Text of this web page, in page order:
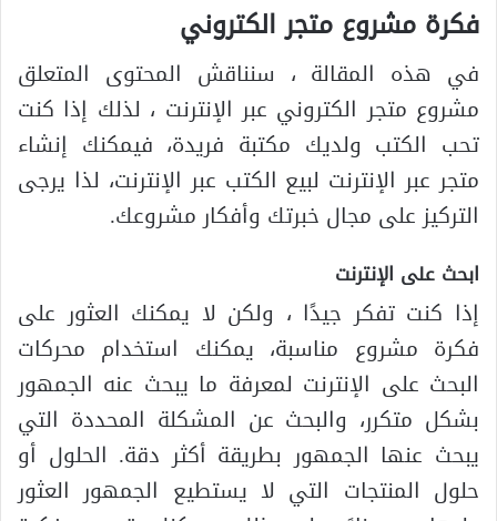
فكرة مشروع متجر الكتروني
في هذه المقالة ، سنناقش المحتوى المتعلق
مشروع متجر الكتروني عبر الإنترنت ، لذلك إذا كنت
تحب الكتب ولديك مكتبة فريدة، فيمكنك إنشاء
متجر عبر الإنترنت لبيع الكتب عبر الإنترنت، لذا يرجى
التركيز على مجال خبرتك وأفكار مشروعك.
ابحث على الإنترنت
إذا كنت تفكر جيدًا ، ولكن لا يمكنك العثور على
فكرة مشروع مناسبة، يمكنك استخدام محركات
البحث على الإنترنت لمعرفة ما يبحث عنه الجمهور
بشكل متكرر، والبحث عن المشكلة المحددة التي
يبحث عنها الجمهور بطريقة أكثر دقة. الحلول أو
حلول المنتجات التي لا يستطيع الجمهور العثور